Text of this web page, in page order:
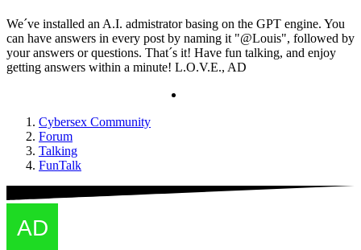
We´ve installed an A.I. admistrator basing on the GPT engine. You
can have answers in every post by naming it "@Louis", followed by
your answers or questions. That´s it! Have fun talking, and enjoy
getting answers within a minute! L.O.V.E., AD
Cybersex Community
Forum
Talking
FunTalk